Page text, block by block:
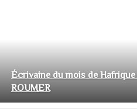
Écrivaine du mois de
ROUMER